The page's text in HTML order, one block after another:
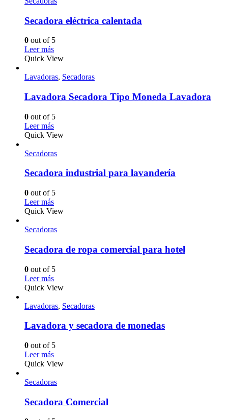
Secadora eléctrica calentada
0 out of 5
Leer más
Quick View
Lavadoras, Secadoras
Lavadora Secadora Tipo Moneda Lavadora
0 out of 5
Leer más
Quick View
Secadoras
Secadora industrial para lavandería
0 out of 5
Leer más
Quick View
Secadoras
Secadora de ropa comercial para hotel
0 out of 5
Leer más
Quick View
Lavadoras, Secadoras
Lavadora y secadora de monedas
0 out of 5
Leer más
Quick View
Secadoras
Secadora Comercial